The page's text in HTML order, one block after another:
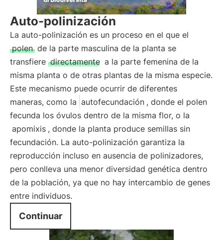
Auto-polinización
La auto-polinización es un proceso en el que el
polen de la parte masculina de la planta se
transfiere directamente a la parte femenina de la
misma planta o de otras plantas de la misma especie.
Este mecanismo puede ocurrir de diferentes
maneras, como la autofecundación , donde el polen
fecunda los óvulos dentro de la misma flor, o la
apomixis , donde la planta produce semillas sin
fecundación. La auto-polinización garantiza la
reproducción incluso en ausencia de polinizadores,
pero conlleva una menor diversidad genética dentro
de la población, ya que no hay intercambio de genes
entre individuos.
Continuar